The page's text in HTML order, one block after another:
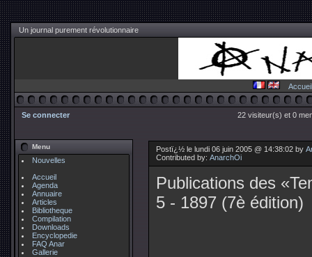
Un journal purement révolutionnaire
Accueil
Se connecter 22 visiteur(s) et 0
Menu
Nouvelles
Accueil
Agenda
Annuaire
Articles
Bibliotheque
Compilation
Downloads
Encyclopedie
FAQ Anar
Gallerie
Postï¿½ le lundi 06 juin 2005 @ 14:38:02 by
Contributed by: AnarchOi
Publications des
5 - 1897 (7è édition)